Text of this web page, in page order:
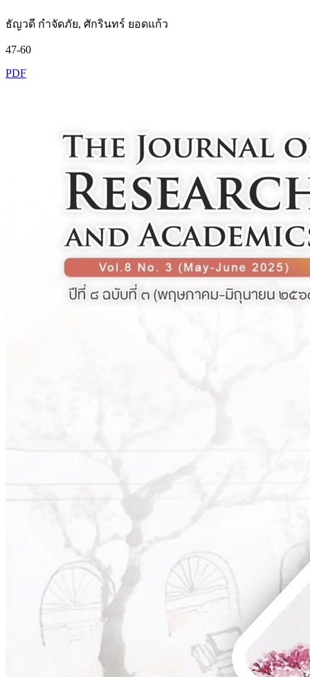
ธัญวดี กำจัดภัย, ศักรินทร์ ยอดแก้ว
47-60
PDF